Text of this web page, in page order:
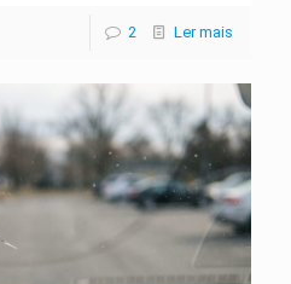
2 Ler mais